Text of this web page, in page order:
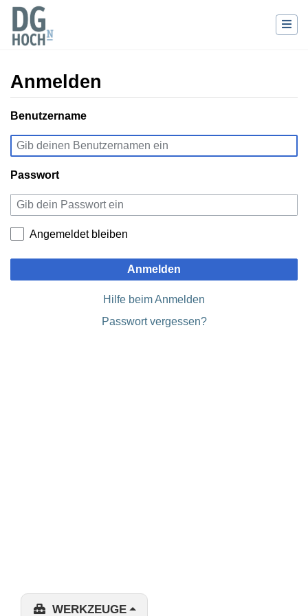
Anmelden
Wechseln zu:Navigation
Benutzername
Passwort
Angemeldet bleiben
Anmelden
Hilfe beim Anmelden
Passwort vergessen?
WERKZEUGE